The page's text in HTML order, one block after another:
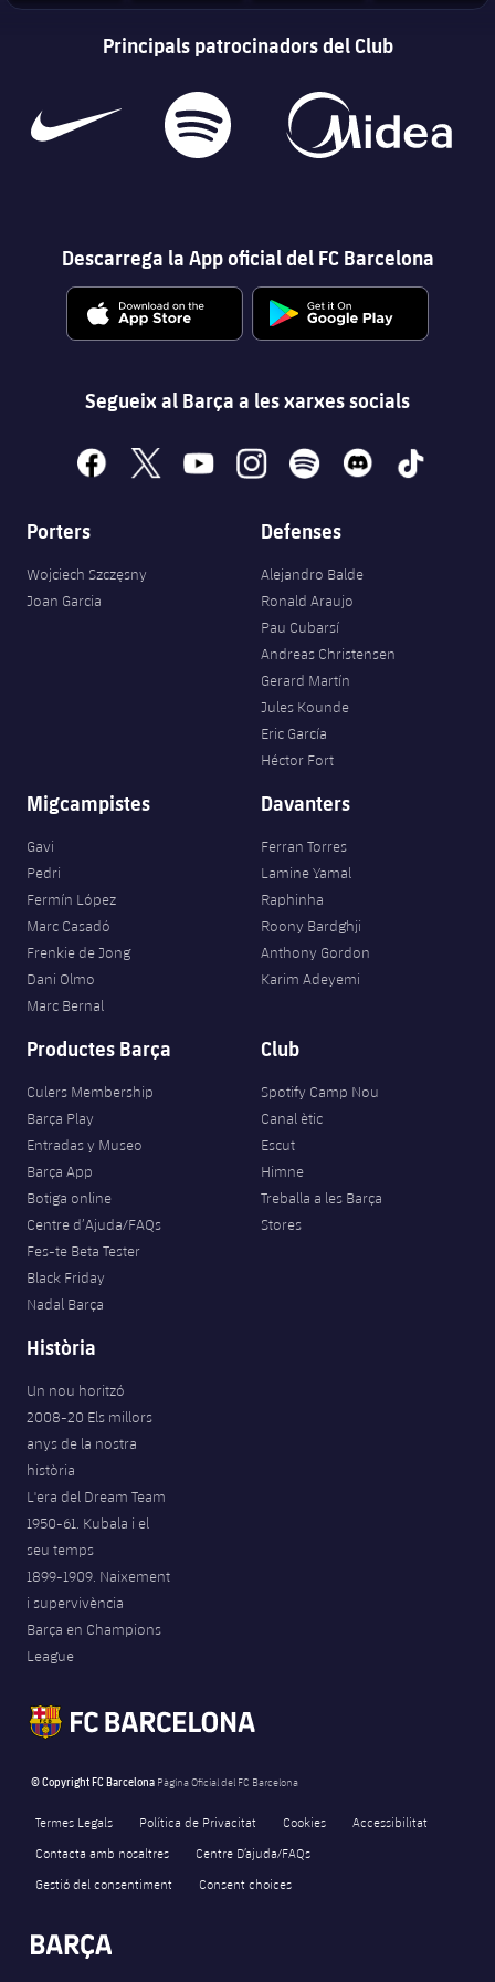
Principals patrocinadors del Club
Descarrega la App oficial del FC Barcelona
Segueix al Barça a les xarxes socials
facebook
x youtubeinstagramspotify discord tiktok
Porters
Wojciech Szczęsny
Joan Garcia
Defenses
Alejandro Balde
Ronald Araujo
Pau Cubarsí
Andreas Christensen
Gerard Martín
Jules Kounde
Eric García
Héctor Fort
Migcampistes
Gavi
Pedri
Fermín López
Marc Casadó
Frenkie de Jong
Dani Olmo
Marc Bernal
Davanters
Ferran Torres
Lamine Yamal
Raphinha
Roony Bardghji
Anthony Gordon
Karim Adeyemi
Productes Barça
Culers Membership
Barça Play
Entradas y Museo
Barça App
Botiga online
Centre d’Ajuda/FAQs
Fes-te Beta Tester
Black Friday
Nadal Barça
Club
Spotify Camp Nou
Canal ètic
Escut
Himne
Treballa a les Barça
Stores
Història
Un nou horitzó
2008-20 Els millors
anys de la nostra
història
L'era del Dream Team
1950-61. Kubala i el
seu temps
1899-1909. Naixement
i supervivència
Barça en Champions
League
© Copyright FC Barcelona Pàgina Oficial del FC Barcelona
Termes Legals Política de Privacitat Cookies
Accessibilitat
Contacta amb nosaltres
Centre D’ajuda/FAQs
Gestió del consentiment
Consent choices